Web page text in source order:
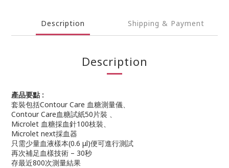
Description Shipping & Payment
Description
產品要點 :
套裝包括Contour Care 血糖測量儀、
Contour Care血糖試紙50片裝 、
Microlet 血糖採血針100枝裝、
Microlet next採血器
只需少量血液樣本(0.6 μl)便可進行測試
再次補足血樣技術 – 30秒
存最近800次測量結果